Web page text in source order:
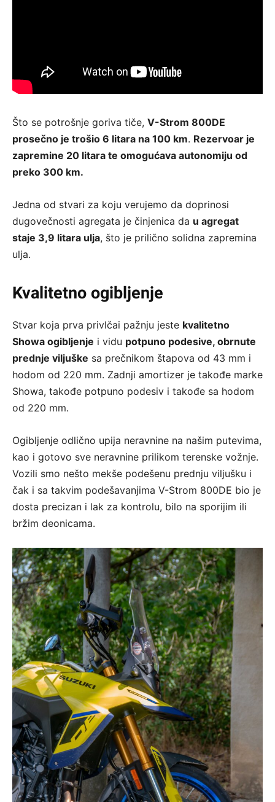
Što se potrošnje goriva tiče, V-Strom 800DE
prosečno je trošio 6 litara na 100 km. Rezervoar je
zapremine 20 litara te omogućava autonomiju od
preko 300 km.
Jedna od stvari za koju verujemo da doprinosi
dugovečnosti agregata je činjenica da u agregat
staje 3,9 litara ulja, što je prilično solidna zapremina
ulja.
Kvalitetno ogibljenje
Stvar koja prva privlčai pažnju jeste kvalitetno
Showa ogibljenje i vidu potpuno podesive, obrnute
prednje viljuške sa prečnikom štapova od 43 mm i
hodom od 220 mm. Zadnji amortizer je takođe marke
Showa, takođe potpuno podesiv i takođe sa hodom
od 220 mm.
Ogibljenje odlično upija neravnine na našim putevima,
kao i gotovo sve neravnine prilikom terenske vožnje.
Vozili smo nešto mekše podešenu prednju viljušku i
čak i sa takvim podešavanjima V-Strom 800DE bio je
dosta precizan i lak za kontrolu, bilo na sporijim ili
bržim deonicama.